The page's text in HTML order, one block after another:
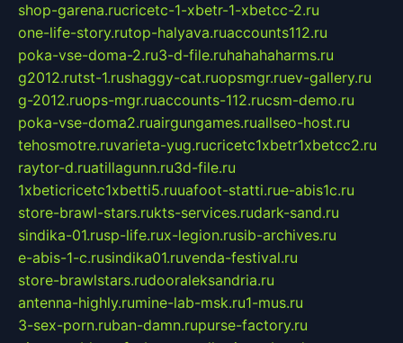
shop-garena.rucricetc-1-xbetr-1-xbetcc-2.ru
one-life-story.rutop-halyava.ruaccounts112.ru
poka-vse-doma-2.ru3-d-file.ruhahahaharms.ru
g2012.rutst-1.rushaggy-cat.ruopsmgr.ruev-gallery.ru
g-2012.ruops-mgr.ruaccounts-112.rucsm-demo.ru
poka-vse-doma2.ruairgungames.ruallseo-host.ru
tehosmotre.ruvarieta-yug.rucricetc1xbetr1xbetcc2.ru
raytor-d.ruatillagunn.ru3d-file.ru
1xbeticricetc1xbetti5.ruuafoot-statti.rue-abis1c.ru
store-brawl-stars.rukts-services.rudark-sand.ru
sindika-01.rusp-life.rux-legion.rusib-archives.ru
e-abis-1-c.rusindika01.ruvenda-festival.ru
store-brawlstars.rudooraleksandria.ru
antenna-highly.rumine-lab-msk.ru1-mus.ru
3-sex-porn.ruban-damn.rupurse-factory.ru